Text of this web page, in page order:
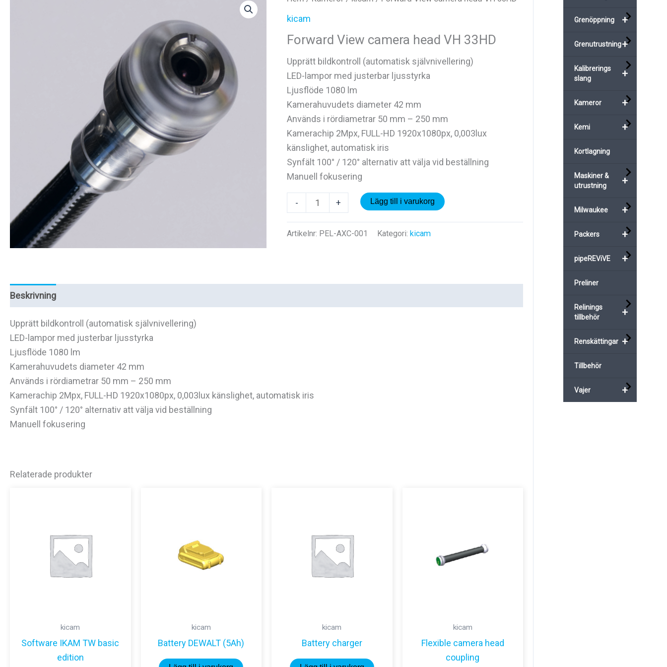
kicam
Forward View camera head VH 33HD
Upprätt bildkontroll (automatisk självnivellering)
LED-lampor med justerbar ljusstyrka
Ljusflöde 1080 lm
Kamerahuvudets diameter 42 mm
Används i rördiametrar 50 mm – 250 mm
Kamerachip 2Mpx, FULL-HD 1920x1080px, 0,003lux
känslighet, automatisk iris
Synfält 100° / 120° alternativ att välja vid beställning
Manuell fokusering
-
Forward
View
camera
mängd
+ Lägg till i varukorg
Artikelnr: PEL-AXC-001 Kategori: kicam
Beskrivning
Upprätt bildkontroll (automatisk självnivellering)
LED-lampor med justerbar ljusstyrka
Ljusflöde 1080 lm
Kamerahuvudets diameter 42 mm
Används i rördiametrar 50 mm – 250 mm
Kamerachip 2Mpx, FULL-HD 1920x1080px, 0,003lux känslighet, automatisk iris
Synfält 100° / 120° alternativ att välja vid beställning
Manuell fokusering
Relaterade produkter
kicam
Software IKAM TW basic
edition
kicam
Battery DEWALT (5Ah)
kicam
Battery charger
kicam
Flexible camera head
coupling
+
Grenöppning
+
Grenutrustning
+
Kalibrerings
slang
+
Kameror
+
Kemi
Kortlagning
+
Maskiner &
utrustning
+
Milwaukee
+
Packers
+
pipeREViVE
Preliner
+
Relinings
tillbehör
+
Renskättingar
Tillbehör
+
Vajer